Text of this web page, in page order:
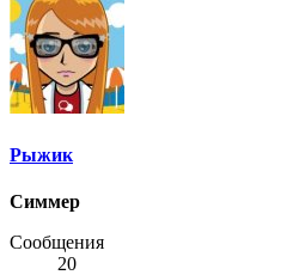
Рыжик
Симмер
Сообщения
20